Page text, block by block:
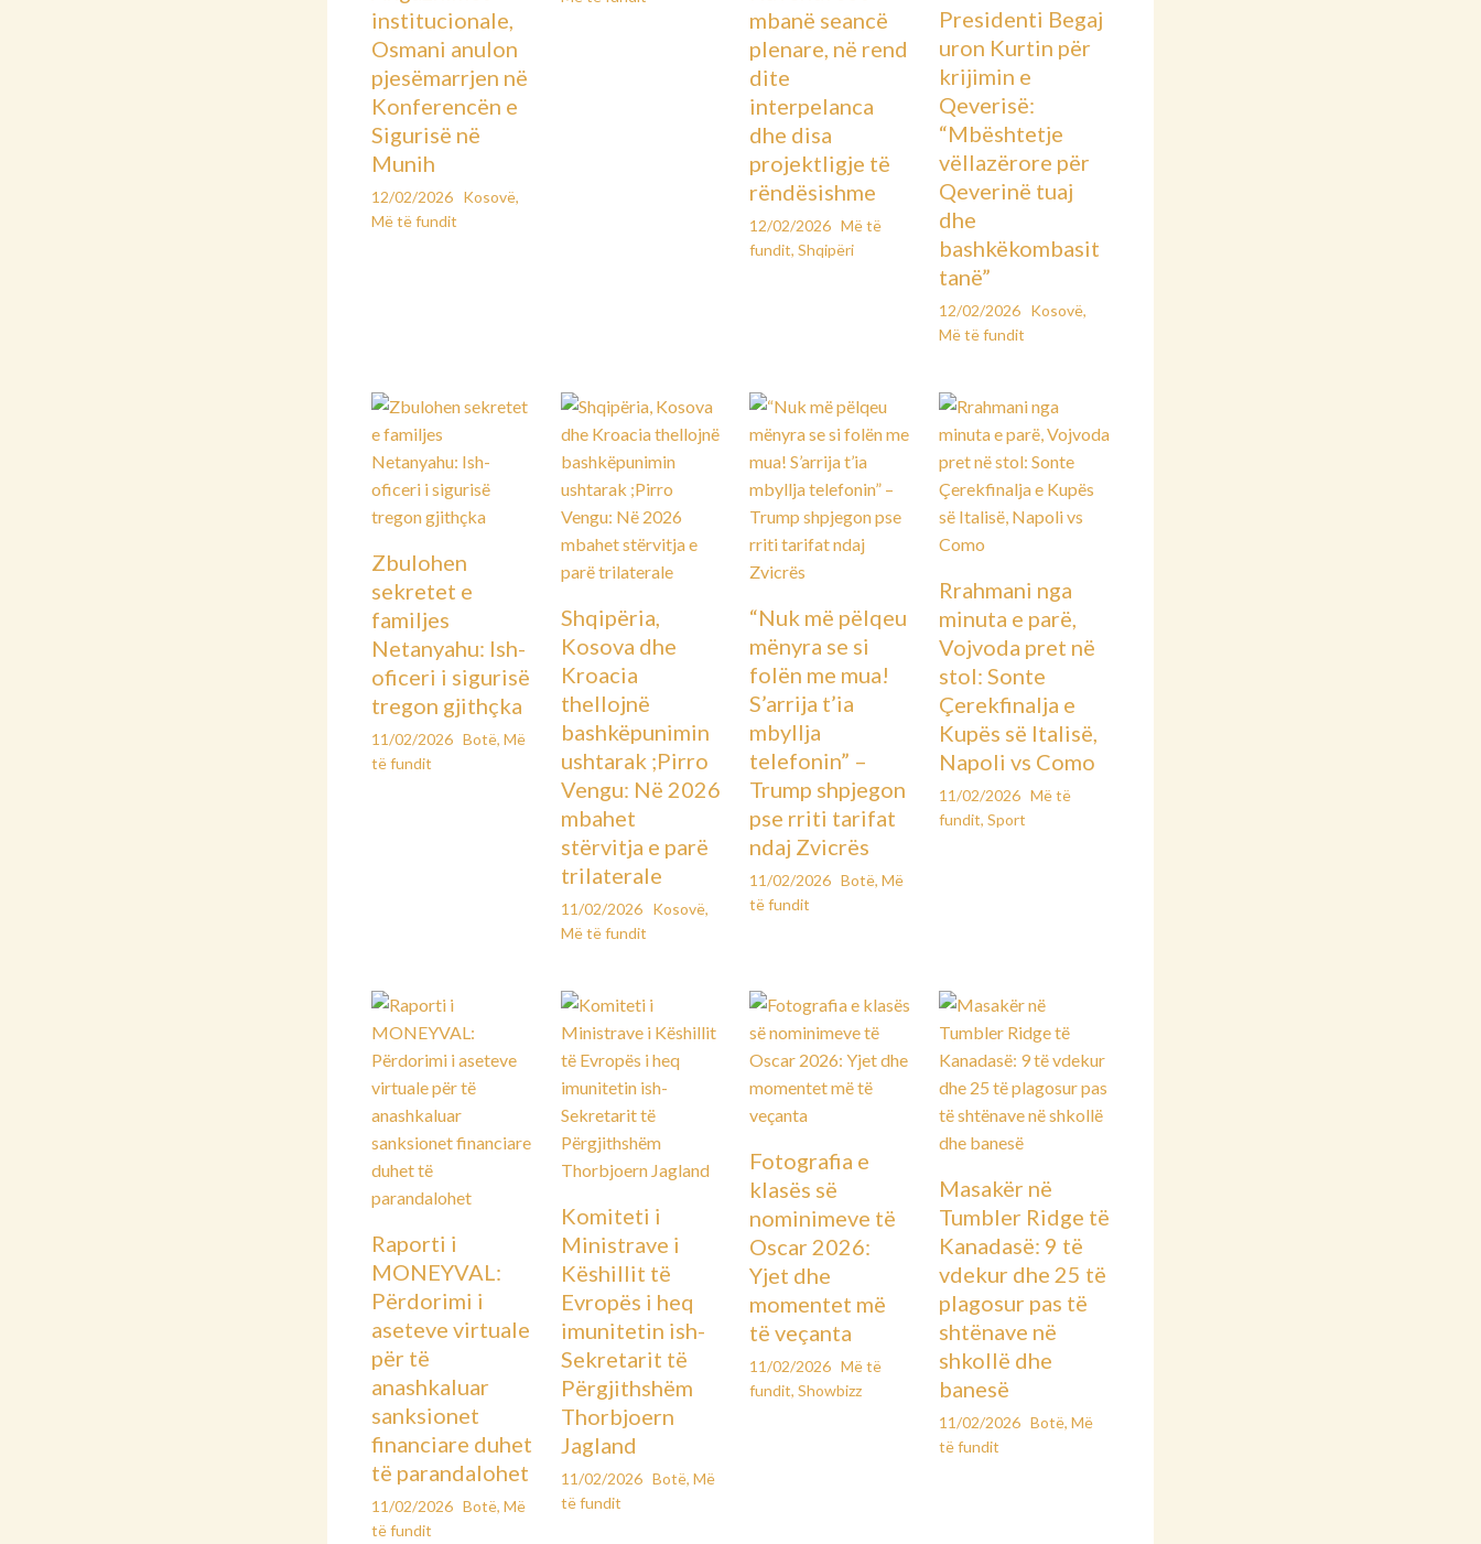
institucionale,
Osmani anulon
pjesëmarrjen në
Konferencën e
Sigurisë në
Munih
12/02/2026 Kosovë,
Më të fundit
mbanë seancë
plenare, në rend
dite
interpelanca
dhe disa
projektligje të
rëndësishme
12/02/2026 Më të
fundit,Shqipëri
Presidenti Begaj
uron Kurtin për
krijimin e
Qeverisë:
“Mbështetje
vëllazërore për
Qeverinë tuaj
dhe
bashkëkombasit
tanë”
12/02/2026 Kosovë,
Më të fundit
Zbulohen
sekretet e
familjes
Netanyahu: Ish-
oficeri i sigurisë
tregon gjithçka
11/02/2026 Botë, Më
të fundit
Shqipëria,
Kosova dhe
Kroacia
thellojnë
bashkëpunimin
ushtarak ;Pirro
Vengu: Në 2026
mbahet
stërvitja e parë
trilaterale
11/02/2026 Kosovë,
Më të fundit
“Nuk më pëlqeu
mënyra se si
folën me mua!
S’arrija t’ia
mbyllja
telefonin” –
Trump shpjegon
pse rriti tarifat
ndaj Zvicrës
11/02/2026 Botë,Më
të fundit
Rrahmani nga
minuta e parë,
Vojvoda pret në
stol: Sonte
Çerekfinalja e
Kupës së Italisë,
Napoli vs Como
11/02/2026 Më të
fundit, Sport
Raporti i
MONEYVAL:
Përdorimi i
aseteve virtuale
për të
anashkaluar
sanksionet
financiare duhet
të parandalohet
11/02/2026 Botë, Më
të fundit
Komiteti i
Ministrave i
Këshillit të
Evropës i heq
imunitetin ish-
Sekretarit të
Përgjithshëm
Thorbjoern
Jagland
11/02/2026 Botë, Më
të fundit
Fotografia e
klasës së
nominimeve të
Oscar 2026:
Yjet dhe
momentet më
të veçanta
11/02/2026 Më të
fundit,Showbizz
Masakër në
Tumbler Ridge të
Kanadasë: 9 të
vdekur dhe 25 të
plagosur pas të
shtënave në
shkollë dhe
banesë
11/02/2026 Botë, Më
të fundit